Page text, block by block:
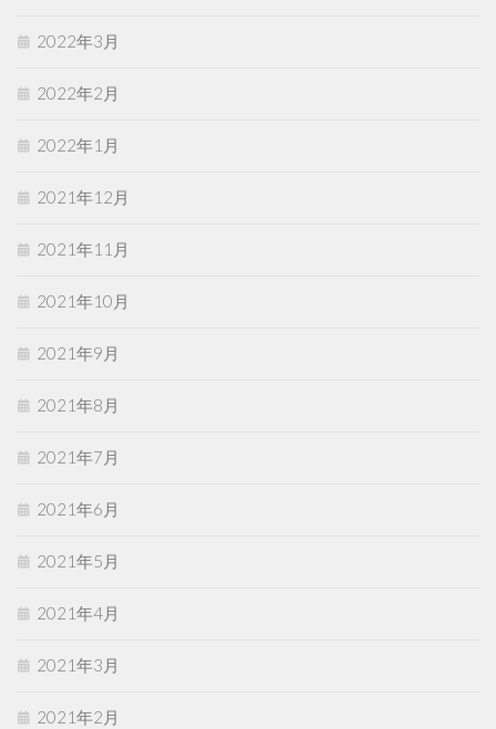
2022年3月
2022年2月
2022年1月
2021年12月
2021年11月
2021年10月
2021年9月
2021年8月
2021年7月
2021年6月
2021年5月
2021年4月
2021年3月
2021年2月